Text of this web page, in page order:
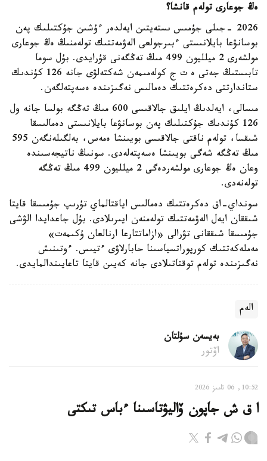
ەڭ جوعارى تولەم قانشا؟
2026 -جىلى جۇمىس ىستەيتىن ايەلدەر ءۇشىن جۇكتىلىك پەن
بوسانۋعا بايلانىستى ءبىرجولعى الەۋمەتتىك تولەمنىڭ ەڭ جوعارى
مولشەرى 2 ميلليون 499 مىڭ تەڭگەنى قۇرايدى. بۇل سوما
تابىستىڭ جەتى ە ت ج كولەمىمەن شەكتەلۋى جانە 126 كۇندىك
ستاندارتتى دەكرەتتىك دەمالىس نەگىزىندە ەسەپتەلگەن.
مىسالى، ايەلدىڭ ايلىق جالاقىسى 600 مىڭ تەڭگە بولسا جانە ول
126 كۇندىك جۇكتىلىك پەن بوسانۋعا بايلانىستى دەمالىسقا
شىقسا، تولەم ناقتى جالاقىسى بويىنشا ەمەس، بەلگىلەنگەن 595
مىڭ تەڭگە شەگى بويىنشا ەسەپتەلەدى. سونىڭ ناتيجەسىندە
وعان ەڭ جوعارى مولشەردەگى 2 ميلليون 499 مىڭ تەڭگە
تولەنەدى.
سونداي-اق دەكرەتتىك دەمالىس اياقتالماي تۇرىپ جۇمىسقا قايتا
شىققان ايەل الەۋمەتتىك تولەمنەن ايىرىلادى. بۇل جاعدايدا الۋشى
جۇمىسقا شىققانى تۋرالى «ازاماتتارعا ارنالعان ۇكىمەت»
مەملەكەتتىك كورپوراتسياسىنا حابارلاۋى ءتيىس. ءوتىنىش
نەگىزىندە تولەم توقتاتىلادى جانە كەيىن قايتا تاعايىندالمايدى.
الەم
بەيسەن سۇلتان
اۆتور
10:52, 06 تامىز 2026
ا ق ش جاپون ۆاليۋتاسىنا ءباس تىكتى